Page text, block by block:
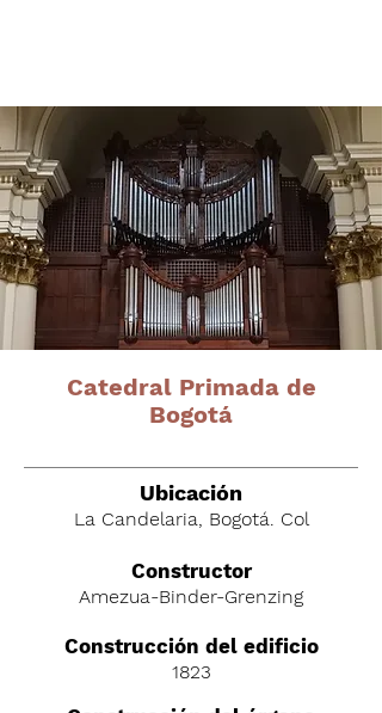
Catedral Primada de
Bogotá
Ubicación
La Candelaria, Bogotá. Col
Constructor
Amezua-Binder-Grenzing
Construcción del edificio
1823